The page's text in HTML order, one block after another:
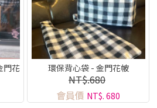
門花
環保背心袋 - 金門花帔
NT$.680
會員價 NT$. 680